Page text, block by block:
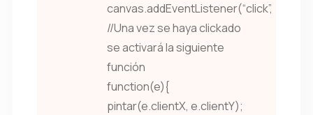
canvas.addEventListener(“click”,
//Una vez se haya clickado
se activará la siguiente
función
function(e){
pintar(e.clientX, e.clientY);